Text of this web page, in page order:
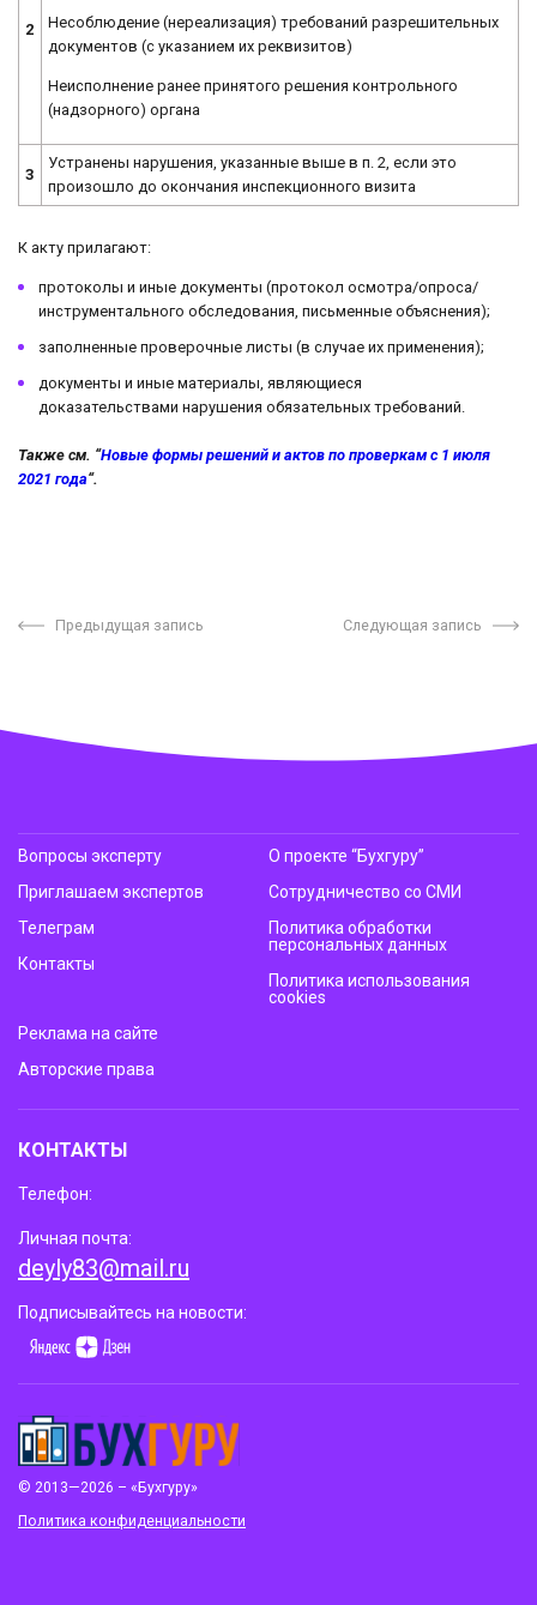
2
Несоблюдение (нереализация) требований разрешительных
документов (с указанием их реквизитов)
Неисполнение ранее принятого решения контрольного
(надзорного) органа
3
Устранены нарушения, указанные выше в п. 2, если это
произошло до окончания инспекционного визита
К акту прилагают:
протоколы и иные документы (протокол осмотра/опроса/
инструментального обследования, письменные объяснения);
заполненные проверочные листы (в случае их применения);
документы и иные материалы, являющиеся
доказательствами нарушения обязательных требований.
Также см. “Новые формы решений и актов по проверкам с 1 июля
2021 года“.
Предыдущая запись Следующая запись
© 2013—2026 – «Бухгуру»
Политика конфиденциальности
Вопросы эксперту
Приглашаем экспертов
Телеграм
Контакты
О проекте “Бухгуру”
Сотрудничество со СМИ
Политика обработки
персональных данных
Политика использования
cookies
Реклама на сайте
Авторские права
КОНТАКТЫ
Телефон:
Личная почта:
deyly83@mail.ru
Подписывайтесь на новости: